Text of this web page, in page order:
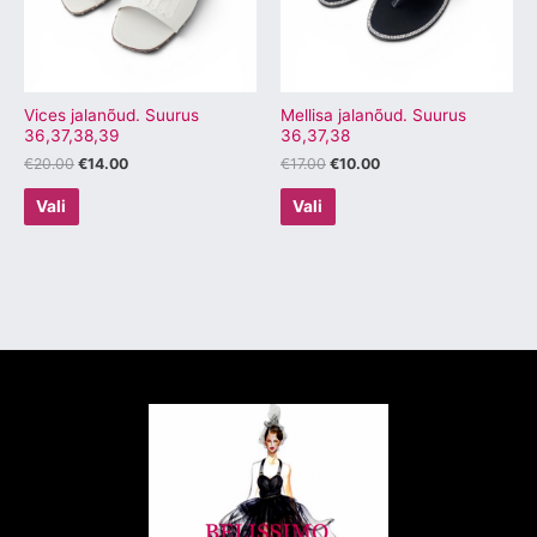
Vices jalanõud. Suurus
36,37,38,39
€20.00 €14.00
Vali
Valikuid
tootelehel.
Mellisa jalanõud. Suurus
36,37,38
€17.00 €10.00
Vali
Valikuid
tootelehel.